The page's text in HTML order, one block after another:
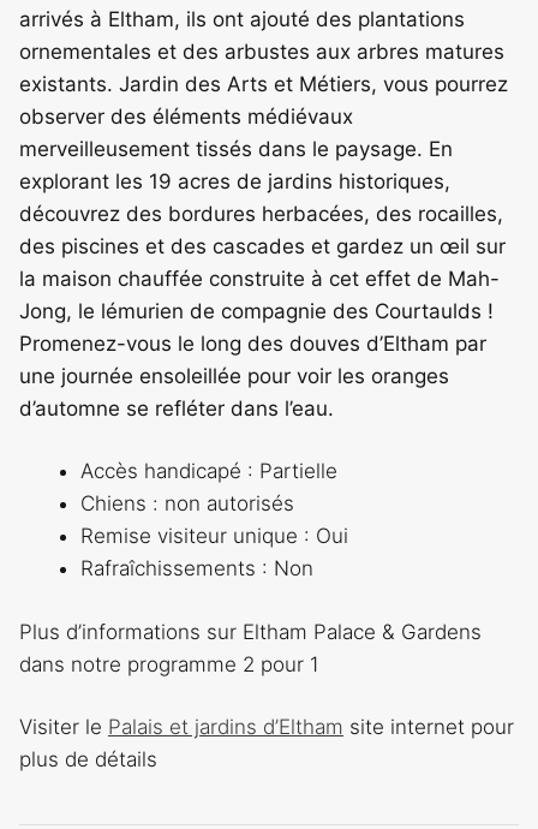
arrivés à Eltham, ils ont ajouté des plantations
ornementales et des arbustes aux arbres matures
existants. Jardin des Arts et Métiers, vous pourrez
observer des éléments médiévaux
merveilleusement tissés dans le paysage. En
explorant les 19 acres de jardins historiques,
découvrez des bordures herbacées, des rocailles,
des piscines et des cascades et gardez un œil sur
la maison chauffée construite à cet effet de Mah-
Jong, le lémurien de compagnie des Courtaulds !
Promenez-vous le long des douves d’Eltham par
une journée ensoleillée pour voir les oranges
d’automne se refléter dans l’eau.
Accès handicapé : Partielle
Chiens : non autorisés
Remise visiteur unique : Oui
Rafraîchissements : Non
Plus d’informations sur Eltham Palace & Gardens
dans notre programme 2 pour 1
Visiter le Palais et jardins d’Eltham site internet pour
plus de détails